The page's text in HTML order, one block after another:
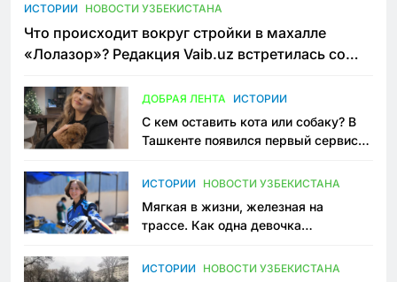
ИСТОРИИ НОВОСТИ УЗБЕКИСТАНА
Что происходит вокруг стройки в махалле
«Лолазор»? Редакция Vaib.uz встретилась со
ДОБРАЯ ЛЕНТА ИСТОРИИ
С кем оставить кота или собаку? В
Ташкенте появился первый сервис
ИСТОРИИ НОВОСТИ УЗБЕКИСТАНА
Мягкая в жизни, железная на
трассе. Как одна девочка
Узбекистане
ИСТОРИИ НОВОСТИ УЗБЕКИСТАНА